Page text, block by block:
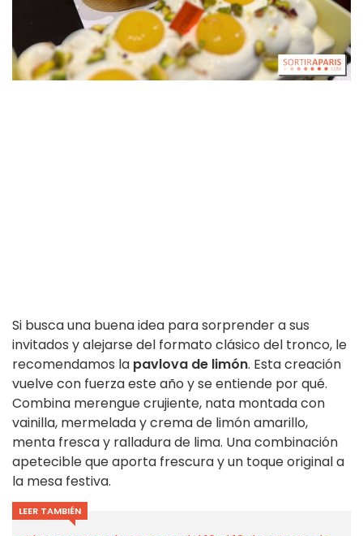
Si busca una buena idea para sorprender a sus
invitados y alejarse del formato clásico del tronco, le
recomendamos la pavlova de limón. Esta creación
vuelve con fuerza este año y se entiende por qué.
Combina merengue crujiente, nata montada con
vainilla, mermelada y crema de limón amarillo,
menta fresca y ralladura de lima. Una combinación
apetecible que aporta frescura y un toque original a
la mesa festiva.
LEER TAMBIÉN